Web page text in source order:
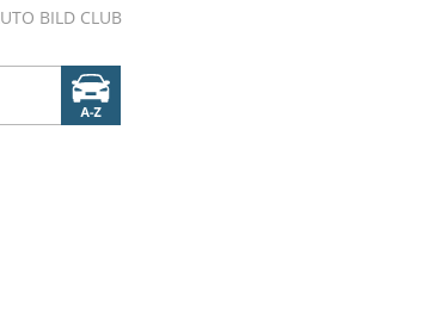
BILD CLUB